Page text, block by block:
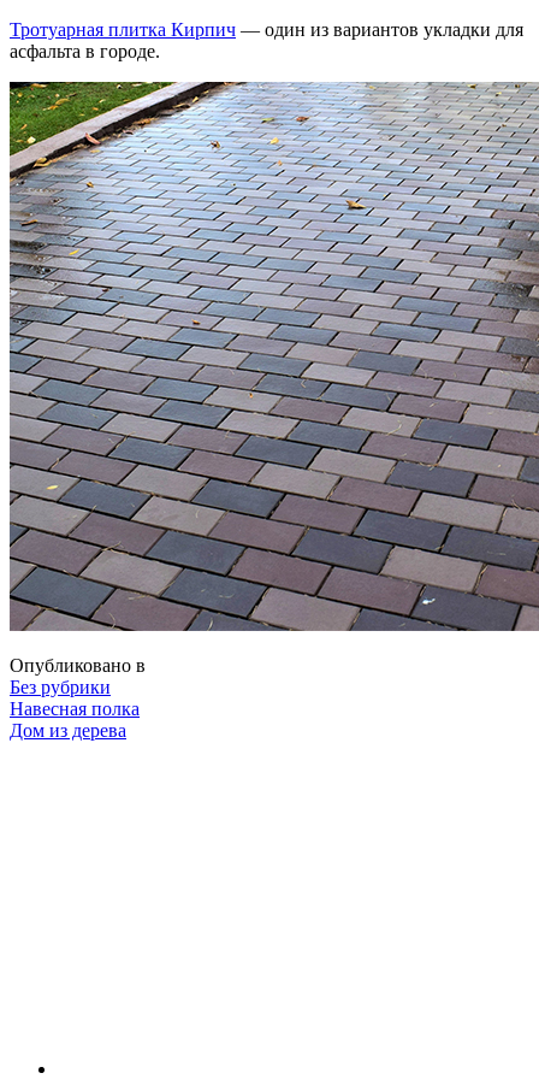
Тротуарная плитка Кирпич — один из вариантов укладки для
асфальта в городе.
Опубликовано в
Без рубрики
Навигация
Навесная полка
Дом из дерева